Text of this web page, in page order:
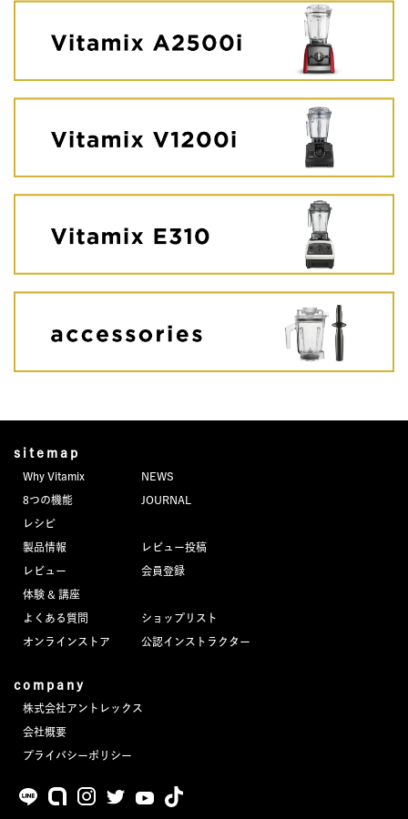
sitemap
Why Vitamix
8つの機能
レシピ
製品情報
レビュー
体験 & 講座
よくある質問
オンラインストア
NEWS
JOURNAL
レビュー投稿
会員登録
ショップリスト
公認インストラクター
company
株式会社アントレックス
会社概要
プライバシーポリシー